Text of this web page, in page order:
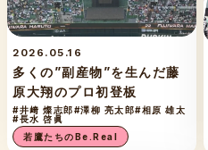
2026.05.16
多くの”副産物”を生んだ藤
原大翔のプロ初登板
#井﨑 燦志郎#澤柳 亮太郎#相原 雄太
#長水 啓眞
若鷹たちのBe.Real